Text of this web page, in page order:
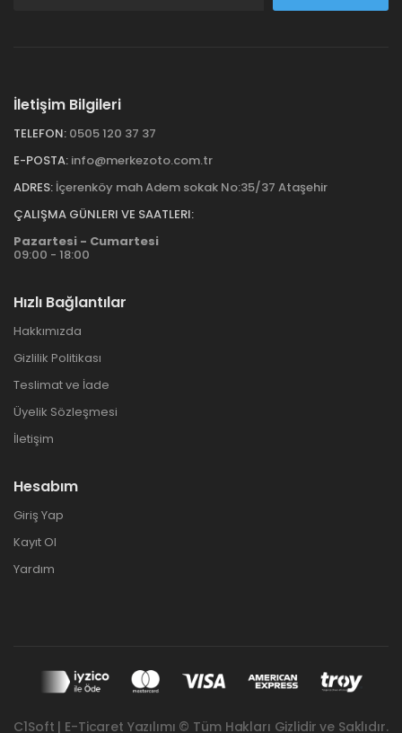
İletişim Bilgileri
TELEFON: 0505 120 37 37
E-POSTA: info@merkezoto.com.tr
ADRES: İçerenköy mah Adem sokak No:35/37 Ataşehir
ÇALIŞMA GÜNLERI VE SAATLERI:
Pazartesi - Cumartesi
09:00 - 18:00
Hızlı Bağlantılar
Hakkımızda
Gizlilik Politikası
Teslimat ve İade
Üyelik Sözleşmesi
İletişim
Hesabım
Giriş Yap
Kayıt Ol
Yardım
C1Soft | E-Ticaret Yazılımı © Tüm Hakları Gizlidir ve Saklıdır.